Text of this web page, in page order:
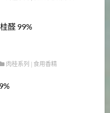
醛 99%
肉桂系列 食用香精